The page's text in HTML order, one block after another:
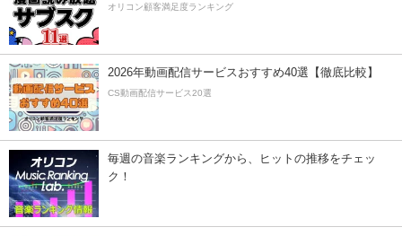
オリコン顧客満足度ランキング
2026年動画配信サービスおすすめ40選【徹底比較】
CS動画配信サービス20選
毎週の音楽ランキングから、ヒットの推移をチェッ
ク！